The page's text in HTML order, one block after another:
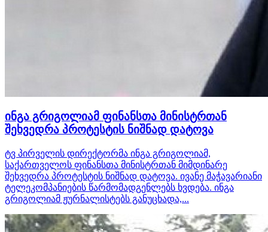
ინგა გრიგოლიამ ფინანსთა მინისტრთან
შეხვედრა პროტესტის ნიშნად დატოვა
ტვ პირველის დირექტორმა ინგა გრიგოლიამ,
საქართველოს ფინანსთა მინისტრთან მიმდინარე
შეხვედრა პროტესტის ნიშნად დატოვა. ივანე მაჭავარიანი
ტელეკომპანიების წარმომადგენლებს ხვდება. ინგა
გრიგოლიამ ჟურნალისტებს განუცხადა,...